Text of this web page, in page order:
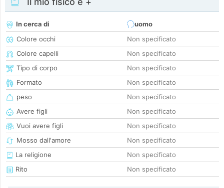
In cerca di
uomo
Colore occhi
Non specificato
Colore capelli
Non specificato
Tipo di corpo
Non specificato
Formato
Non specificato
peso
Non specificato
Avere figli
Non specificato
Vuoi avere figli
Non specificato
Mosso dall'amore
Non specificato
La religione
Non specificato
Rito
Non specificato